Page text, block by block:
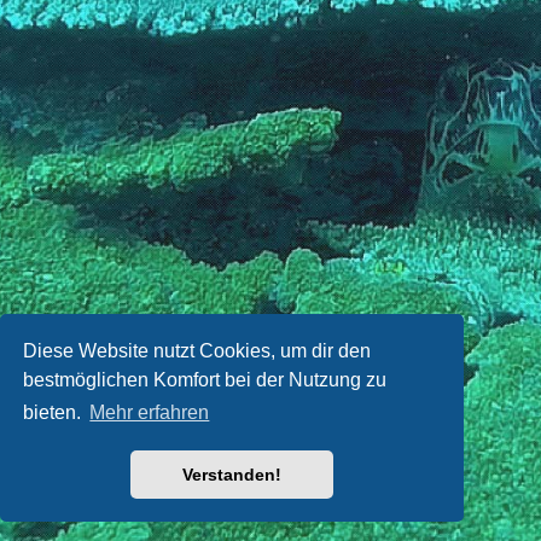
Diese Website nutzt Cookies, um dir den
bestmöglichen Komfort bei der Nutzung zu
bieten. Mehr erfahren
Verstanden!